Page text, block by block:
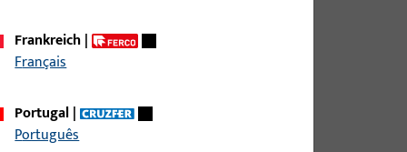
191 mm, Gesamthöhe / -tiefe 16 mm,
Beschlagnut 16 mm
Frankreich|
Français
Portugal|
Português